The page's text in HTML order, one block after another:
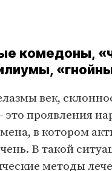
комедоны,
век,
проявления
в котором
В такой
методы